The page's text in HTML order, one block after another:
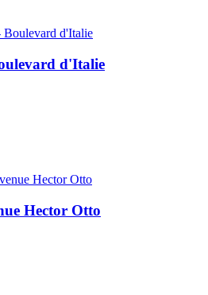
d'Italie
Hector Otto